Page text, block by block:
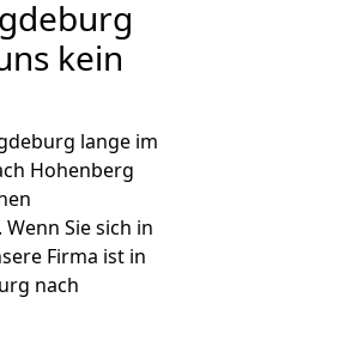
kein
lange im
Hohenberg
. Wenn Sie sich in
Firma ist in
nach